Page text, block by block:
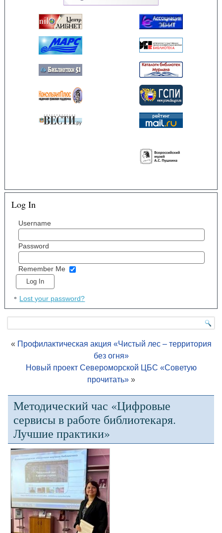
Log In
Username
Password
Remember Me
Lost your password?
« Профилактическая акция «Чистый лес – территория
без огня»
Новый проект Североморской ЦБС «Советую
прочитать»»
Методический час «Цифровые
сервисы в работе библиотекаря.
Лучшие практики»